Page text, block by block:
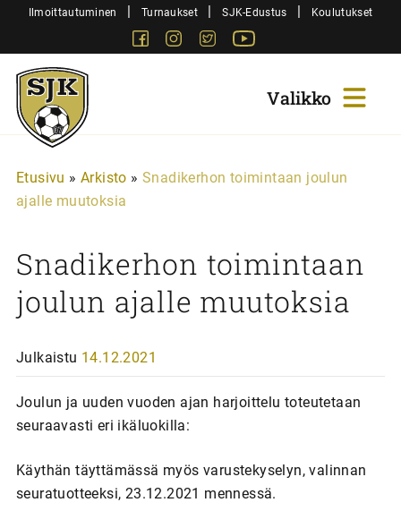
SiirryIlmoittautuminen | Turnaukset | SJK-Edustus | Koulutukset
FacebookInstagram
Twitter
Sjk-
Juniorit
Etusivu » Arkisto » Snadikerhon toimintaan joulun
ajalle muutoksia
Snadikerhon toimintaan
joulun ajalle muutoksia
Julkaistu 14.12.2021
Joulun ja uuden vuoden ajan harjoittelu toteutetaan
seuraavasti eri ikäluokilla:
Käythän täyttämässä myös varustekyselyn, valinnan
seuratuotteeksi, 23.12.2021 mennessä.